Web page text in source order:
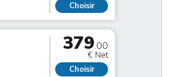
Choisir
379.00
€ Net
Choisir